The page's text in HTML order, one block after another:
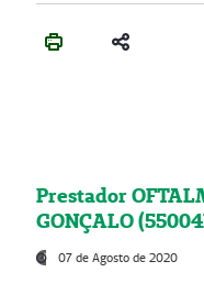
Prestador
GONÇALO
07 de Agosto de 2020